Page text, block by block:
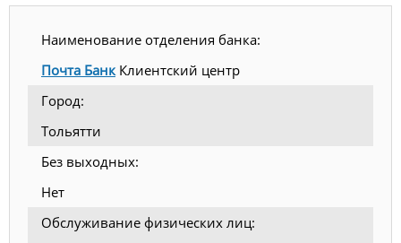
Наименование отделения банка:
Почта БанкКлиентский центр
Город:
Тольятти
Без выходных:
Нет
Обслуживание физических лиц: